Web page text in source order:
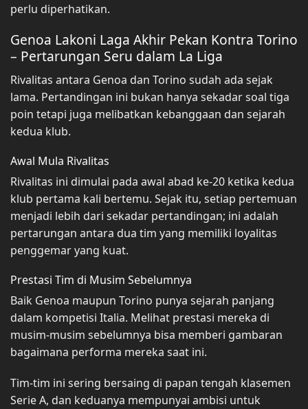
perlu diperhatikan.
Genoa Lakoni Laga Akhir Pekan Kontra Torino
– Pertarungan Seru dalam La Liga
Rivalitas antara Genoa dan Torino sudah ada sejak
lama. Pertandingan ini bukan hanya sekadar soal tiga
poin tetapi juga melibatkan kebanggaan dan sejarah
kedua klub.
Awal Mula Rivalitas
Rivalitas ini dimulai pada awal abad ke-20 ketika kedua
klub pertama kali bertemu. Sejak itu, setiap pertemuan
menjadi lebih dari sekadar pertandingan; ini adalah
pertarungan antara dua tim yang memiliki loyalitas
penggemar yang kuat.
Prestasi Tim di Musim Sebelumnya
Baik Genoa maupun Torino punya sejarah panjang
dalam kompetisi Italia. Melihat prestasi mereka di
musim-musim sebelumnya bisa memberi gambaran
bagaimana performa mereka saat ini.
Tim-tim ini sering bersaing di papan tengah klasemen
Serie A, dan keduanya mempunyai ambisi untuk